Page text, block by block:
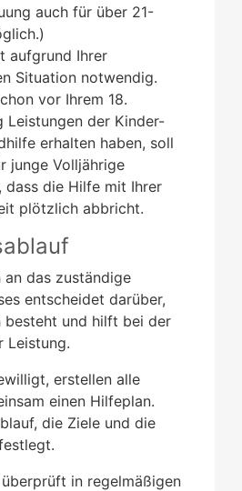
auch für über 21-
aufgrund Ihrer
Situation notwendig.
vor Ihrem 18.
Leistungen der Kinder-
erhalten haben, soll
junge Volljährige
dass die Hilfe mit Ihrer
plötzlich abbricht.
an das zuständige
entscheidet darüber,
besteht und hilft bei der
Leistung.
erstellen alle
einen Hilfeplan.
die Ziele und die
in regelmäßigen